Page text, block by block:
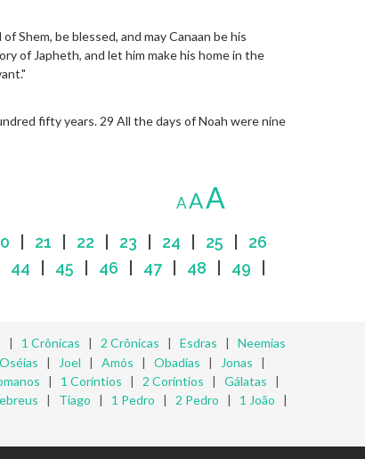
Shem, be blessed, and may Canaan be his
of Japheth, and let him make his home in the
fifty years. 29 All the days of Noah were nine
AAA
21 22 23 24 25
26
44 45 46 47| 48 49
| 1 Crônicas | 2 Crônicas | Esdras | Neemias
Oséias | Joel | Amós | Obadias | Jonas |
| 1 Coríntios | 2 Coríntios | Gálatas |
| Tiago | 1 Pedro | 2 Pedro | 1 João |